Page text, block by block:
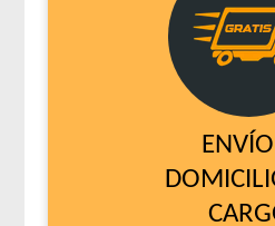
Pro Plan Veterinary Diets Gato
Pro Plan Veterinary Diets Gato
Pro Plan Veterinary Diets Gato
Profesional Vet Premium Gato
Profesional Vet Super Premium
Pupy Food Gato Adulto